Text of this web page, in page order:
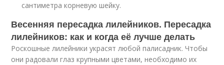
сантиметра корневую шейку.
Весенняя пересадка лилейников. Пересадка
лилейников: как и когда её лучше делать
Роскошные лилейники украсят любой палисадник. Чтобы
они радовали глаз крупными цветами, необходимо их